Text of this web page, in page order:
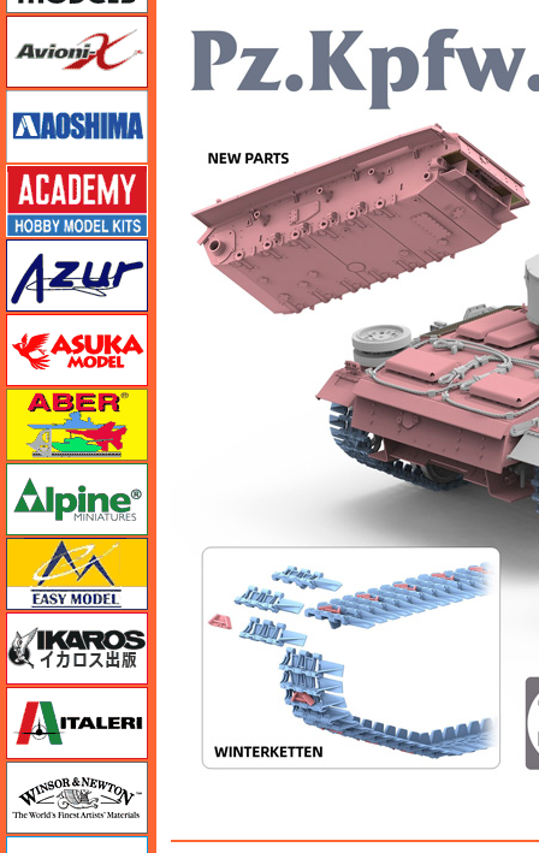
アズール
イージーモデル
イカロス出版
ウインザー＆ニュートン
ウェーブ